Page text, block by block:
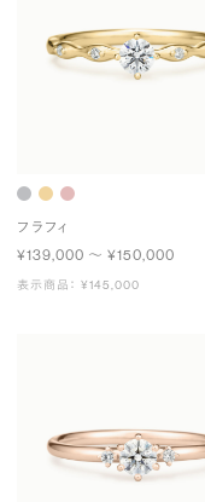
フラフィ
¥139,000 〜 ¥150,000
表示商品： ¥145,000